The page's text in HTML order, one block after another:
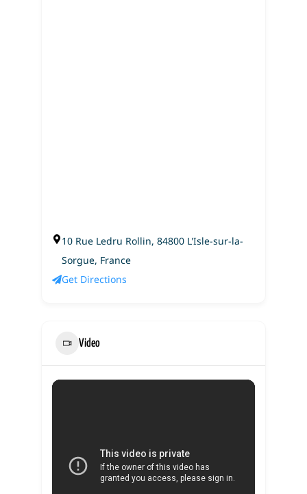
10 Rue Ledru Rollin, 84800 L'Isle-sur-la-
Sorgue, France
Get Directions
Video